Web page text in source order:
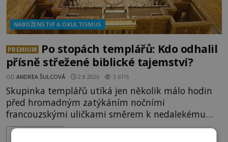
NÁBOŽENSTVÍ A OKULTISMUS
PREMIUM
Po stopách templářů: Kdo odhalil
přísně střežené biblické tajemství?
OD ANDREA ŠULCOVÁ 2.8.2026 3.6TIS
Skupinka templářů utíká jen několik málo hodin
před hromadným zatýkáním nočními
francouzskými uličkami směrem k nedalekému
přístavu. Jeden z nich má přes ramena ranec s